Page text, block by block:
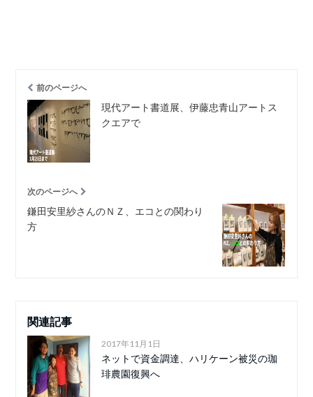
前のページへ
現代アート書道展、伊藤忠青山アートス
クエアで
次のページへ
鎌田安里紗さんのＮＺ、エコとの関わり
方
関連記事
2017年11月1日
ネットで資金調達、ハリケーン被災の珈
琲農園復興へ